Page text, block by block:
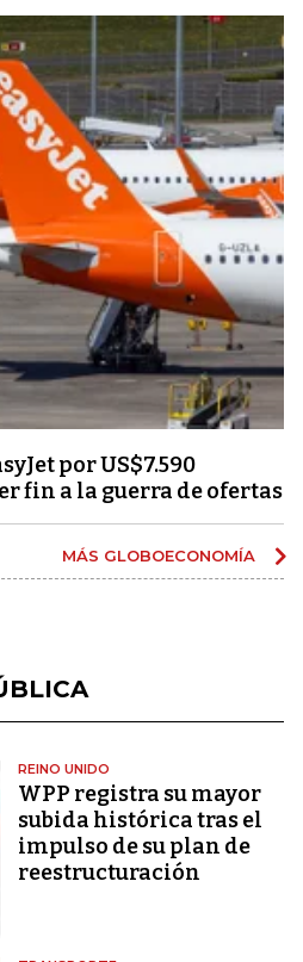
por US$7.590
fin a la guerra de ofertas
MÁS GLOBOECONOMÍA
REINO UNIDO
WPP registra su mayor
subida histórica tras el
impulso de su plan de
reestructuración